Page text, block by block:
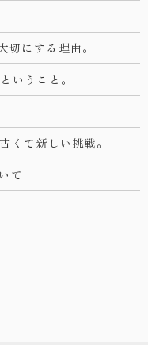
にする理由。
いうこと。
くて新しい挑戦。
て